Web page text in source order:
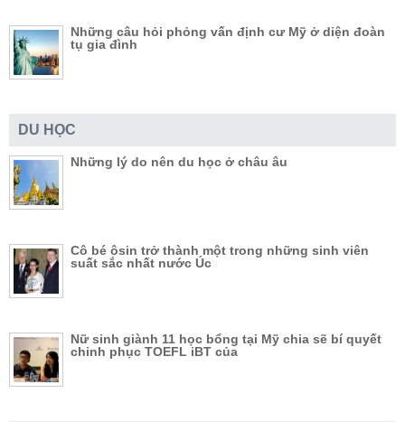
Những câu hỏi phỏng vấn định cư Mỹ ở diện đoàn
tụ gia đình
DU HỌC
Những lý do nên du học ở châu âu
Cô bé ôsin trở thành một trong những sinh viên
suất sắc nhất nước Úc
Nữ sinh giành 11 học bổng tại Mỹ chia sẽ bí quyết
chinh phục TOEFL iBT của